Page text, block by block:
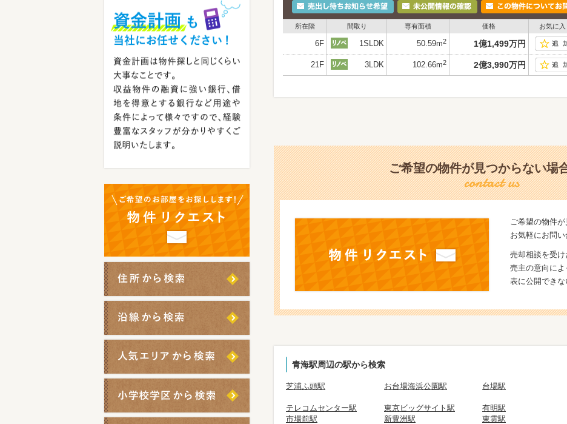
所在階 間取り 専有面積 価格 お気に入
6F 1SLDK 50.59m2 1億1,499万円
21F 3LDK 102.66m2 2億3,990万円
ご希望の物件が見つからない場
ご希望の物件
お気軽にお問い
売却相談を受け
売主の意向に
表に公開できな
青海駅周辺の駅から検索
芝浦ふ頭駅 お台場海浜公園駅 台場駅
テレコムセンター駅
東京ビッグサイト駅 有明駅
市場前駅
新豊洲駅 東雲駅